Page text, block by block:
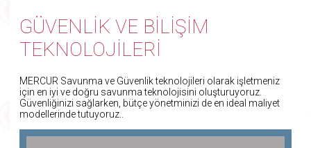
GÜVENLİK VE BİLİŞİM
TEKNOLOJİLERİ
MERCUR Savunma ve Güvenlik teknolojileri olarak işletmeniz
için en iyi ve doğru savunma teknolojisini oluşturuyoruz.
Güvenliğinizi sağlarken, bütçe yönetminizi de en ideal maliyet
modellerinde tutuyoruz..